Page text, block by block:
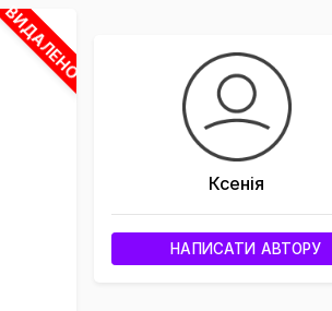
ВИДАЛЕНО
Ксенія
НАПИСАТИ АВТОРУ